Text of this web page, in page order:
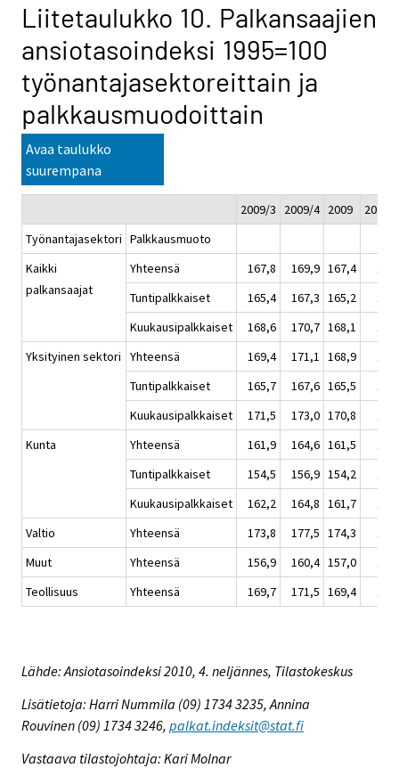
Liitetaulukko 10. Palkansaajien
ansiotasoindeksi 1995=100
työnantajasektoreittain ja
palkkausmuodoittain
Avaa taulukko
suurempana
2009/3 2009/4 2009
2010/
Työnantajasektori Palkkausmuoto
Kaikki
palkansaajat
Yhteensä 167,8 169,9 167,4
Tuntipalkkaiset
165,4 167,3 165,2
Kuukausipalkkaiset
168,6 170,7 168,1
Yksityinen sektori
Yhteensä 169,4 171,1 168,9
Tuntipalkkaiset
165,7 167,6 165,5
Kuukausipalkkaiset
171,5 173,0 170,8
Kunta
Yhteensä 161,9 164,6 161,5
Tuntipalkkaiset
154,5 156,9 154,2
Kuukausipalkkaiset
162,2 164,8 161,7
Valtio
Yhteensä 173,8 177,5 174,3
Muut
Yhteensä 156,9 160,4 157,0
Teollisuus
Yhteensä 169,7 171,5 169,4
Lähde: Ansiotasoindeksi 2010, 4. neljännes, Tilastokeskus
Lisätietoja: Harri Nummila (09) 1734 3235, Annina
Rouvinen (09) 1734 3246, palkat.indeksit@stat.fi
Vastaava tilastojohtaja: Kari Molnar